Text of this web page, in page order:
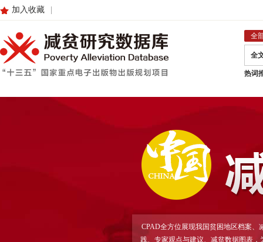
加入收藏
全
全
热词
CPAD全方位展现我国贫困地区档案
践、专家观点与建议、减贫数据图表